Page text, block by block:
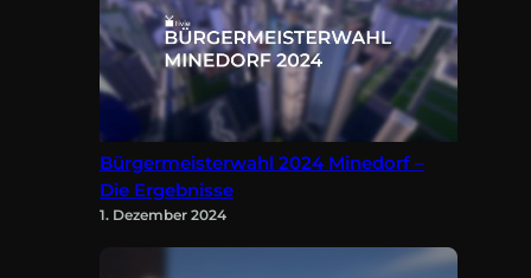
Bürgermeisterwahl 2024 Minedorf –
Die Ergebnisse
1. Dezember 2024